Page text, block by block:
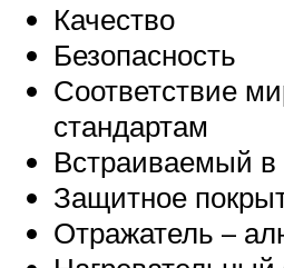
Качество
Безопасность
Соответствие
стандартам
Встраиваемый в
Защитное
Отражатель –